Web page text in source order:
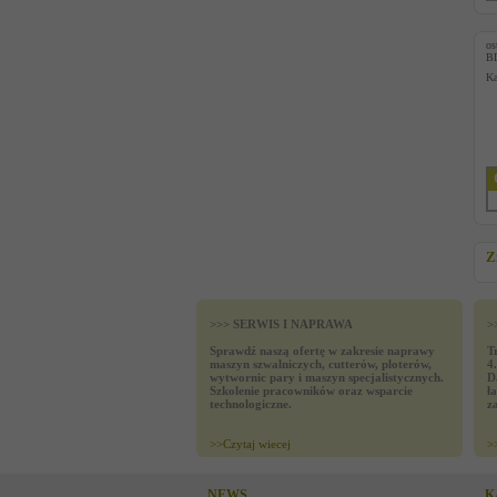
>>> SERWIS I NAPRAWA
Sprawdź naszą ofertę w zakresie naprawy
maszyn szwalniczych, cutterów, ploterów,
wytwornic pary i maszyn specjalistycznych.
Szkolenie pracowników oraz wsparcie
technologiczne.
>>Czytaj wiecej